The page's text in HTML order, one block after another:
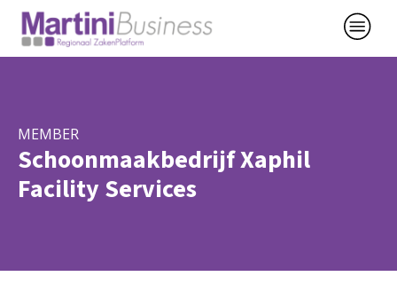
MEMBER
Schoonmaakbedrijf Xaphil
Facility Services